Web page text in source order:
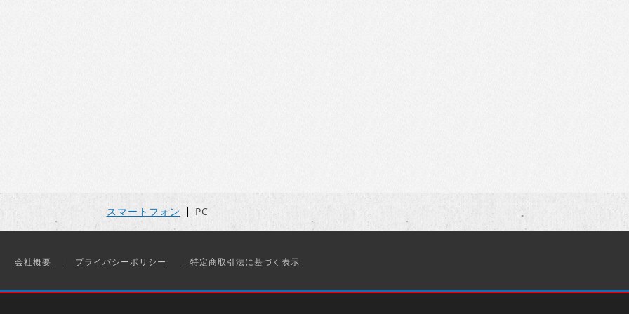
スマートフォン PC
会社概要 プライバシーポリシー 特定商取引法に基づく表示